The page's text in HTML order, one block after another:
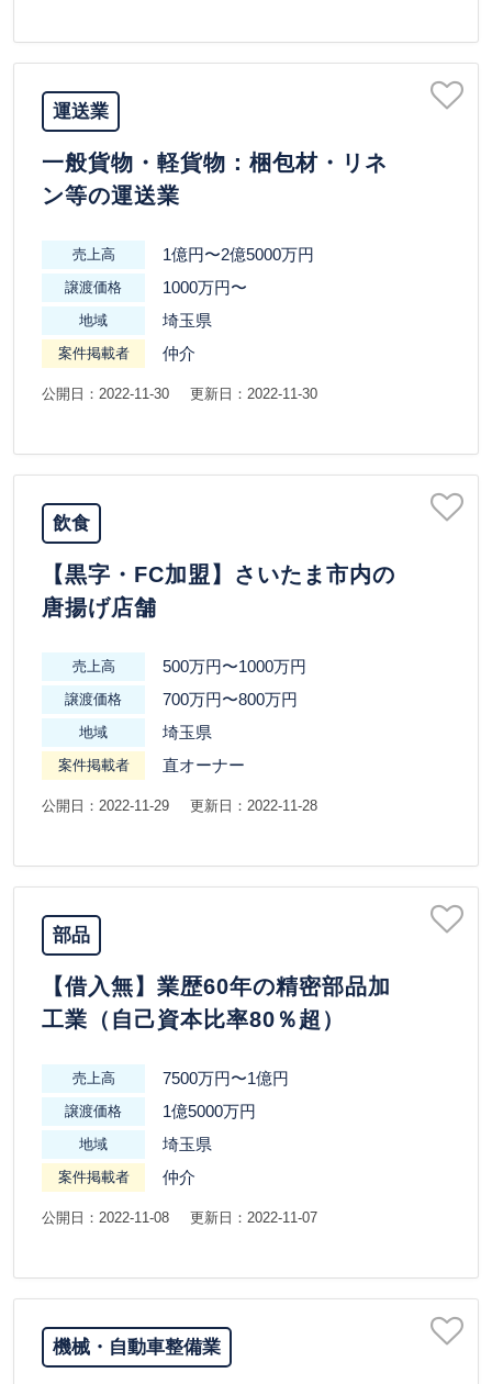
運送業
一般貨物・軽貨物：梱包材・リネ
ン等の運送業
売上高 1億円〜2億5000万円
譲渡価格 1000万円〜
地域 埼玉県
案件掲載者 仲介
公開日：2022-11-30 更新日：2022-11-30
飲食
【黒字・FC加盟】さいたま市内の
唐揚げ店舗
売上高 500万円〜1000万円
譲渡価格 700万円〜800万円
地域 埼玉県
案件掲載者 直オーナー
公開日：2022-11-29 更新日：2022-11-28
部品
【借入無】業歴60年の精密部品加
工業（自己資本比率80％超）
売上高 7500万円〜1億円
譲渡価格 1億5000万円
地域 埼玉県
案件掲載者 仲介
公開日：2022-11-08 更新日：2022-11-07
機械・自動車整備業